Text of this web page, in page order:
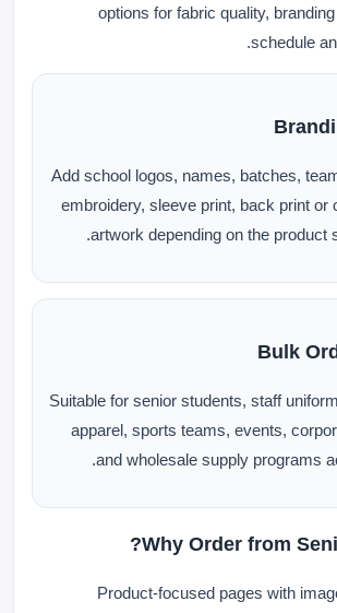
options for fabric quality,
schedule
Add school logos, names, batches,
embroidery, sleeve print, back print or
artwork depending on the product
Bulk
Suitable for senior students, staff
apparel, sports teams, events,
and wholesale supply programs
Why Order from
Product-focused pages with